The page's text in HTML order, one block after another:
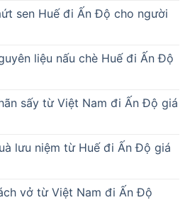
sen Huế đi Ấn Độ cho người
liệu nấu chè Huế đi Ấn Độ
sấy từ Việt Nam đi Ấn Độ giá
lưu niệm từ Huế đi Ấn Độ giá
vở từ Việt Nam đi Ấn Độ